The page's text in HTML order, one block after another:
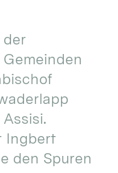
der
Ingbert
den Spuren